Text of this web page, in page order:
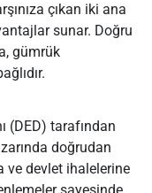
çıkan iki ana
sunar. Doğru
gümrük
(DED) tarafından
doğrudan
ve devlet ihalelerine